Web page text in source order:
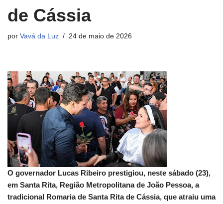
de Cássia
por Vavá da Luz 24 de maio de 2026
O governador Lucas Ribeiro prestigiou, neste sábado (23),
em Santa Rita, Região Metropolitana de João Pessoa, a
tradicional Romaria de Santa Rita de Cássia, que atraiu uma